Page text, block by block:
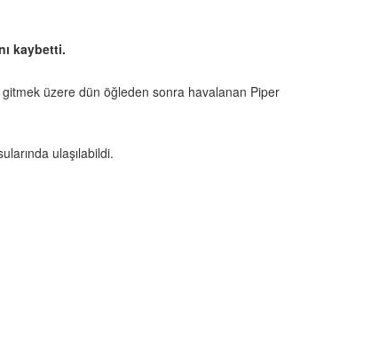
kaybetti.
gitmek üzere dün öğleden sonra havalanan Piper
ulaşılabildi.